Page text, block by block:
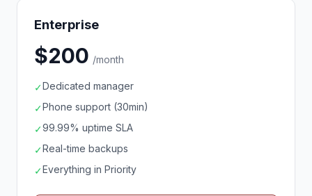
Enterprise
$200 /month
✓Dedicated manager
✓Phone support (30min)
✓99.99% uptime SLA
✓Real-time backups
✓Everything in Priority